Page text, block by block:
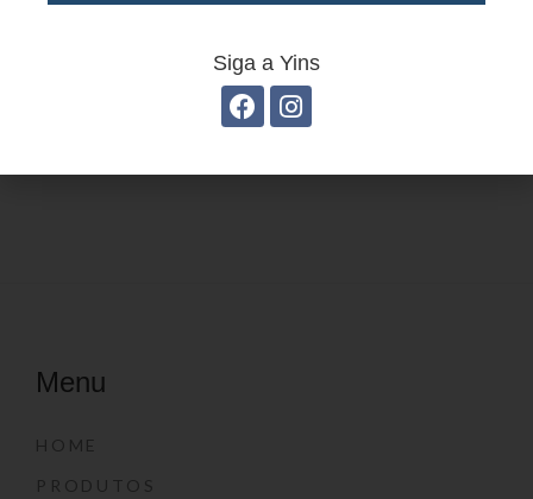
Estojo Juvenil YS41031 Estojo Juvenil YS27109
Menu
HOME
PRODUTOS
Siga a Yins